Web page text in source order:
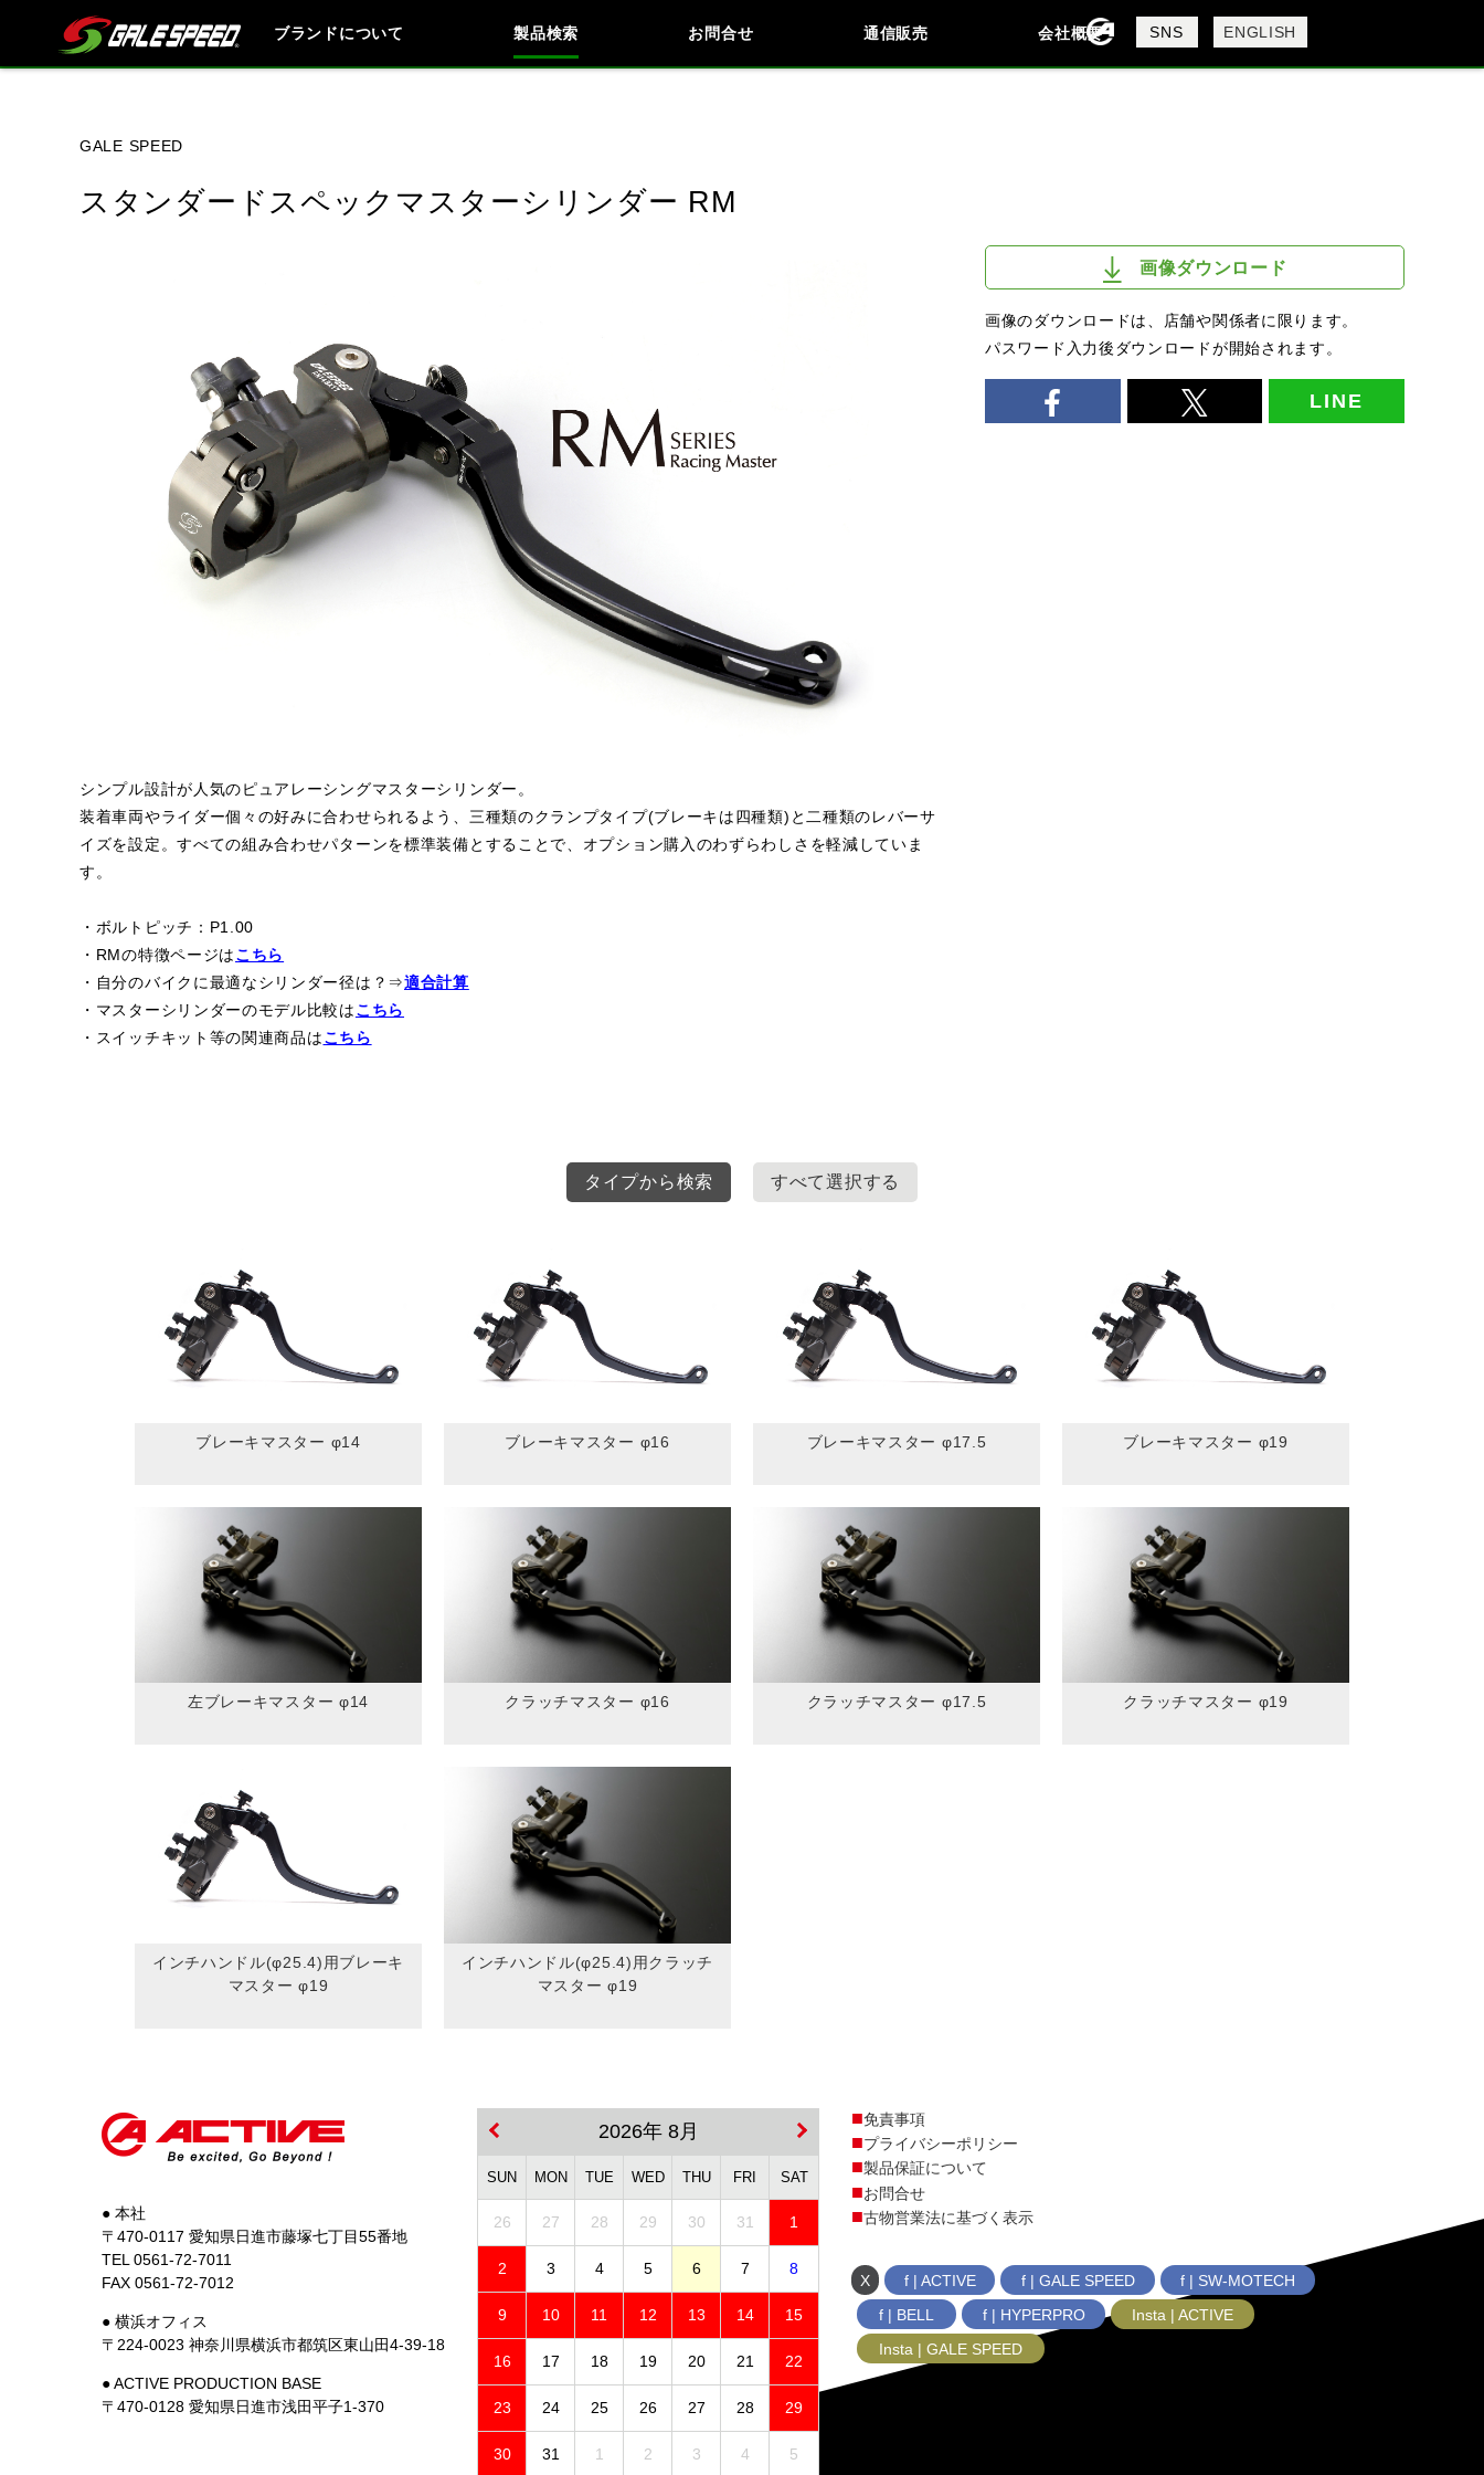
ブランドについて 製品検索 お問合せ 通信販売 会社概要
会社概要
採用情報
SNS ENGLISH
GALE SPEED
スタンダードスペックマスターシリンダー RM
シンプル設計が人気のピュアレーシングマスターシリンダー。
装着車両やライダー個々の好みに合わせられるよう、三種類のクランプタイプ(ブレーキは四種類)と二種類のレバーサ
イズを設定。すべての組み合わせパターンを標準装備とすることで、オプション購入のわずらわしさを軽減していま
す。
・ボルトピッチ：P1.00
・RMの特徴ページはこちら
・自分のバイクに最適なシリンダー径は？⇒適合計算
・マスターシリンダーのモデル比較はこちら
・スイッチキット等の関連商品はこちら
画像ダウンロード
画像のダウンロードは、店舗や関係者に限ります。
パスワード入力後ダウンロードが開始されます。
LINE
タイプから検索 すべて選択する
ブレーキマスター φ14 ブレーキマスター φ16 ブレーキマスター φ17.5 ブレーキマスター φ19
左ブレーキマスター φ14 クラッチマスター φ16 クラッチマスター φ17.5 クラッチマスター φ19
インチハンドル(φ25.4)用ブレーキ
マスター φ19
インチハンドル(φ25.4)用クラッチ
マスター φ19
● 本社
〒470-0117 愛知県日進市藤塚七丁目55番地
TEL 0561-72-7011
FAX 0561-72-7012
● 横浜オフィス
〒224-0023 神奈川県横浜市都筑区東山田4-39-18
● ACTIVE PRODUCTION BASE
〒470-0128 愛知県日進市浅田平子1-370
2026年 8月
SUN MON TUE WED THU FRI SAT
26 27 28 29 30 31 1
2 3 4 5 6 7 8
9 10 11 12 13 14 15
16 17 18 19 20 21 22
23 24 25 26 27 28 29
30 31 1 2 3 4 5
免責事項
プライバシーポリシー
製品保証について
お問合せ
古物営業法に基づく表示
X f | ACTIVE f | GALE SPEED
f | SW-MOTECH
f | BELL
f | HYPERPRO
Insta | ACTIVE
Insta | GALE SPEED